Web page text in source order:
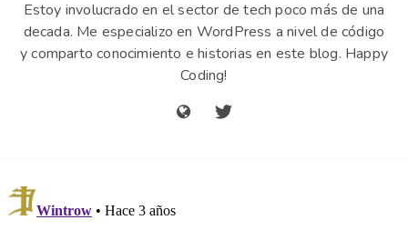
Estoy involucrado en el sector de tech poco más de una
decada. Me especializo en WordPress a nivel de código
y comparto conocimiento e historias en este blog. Happy
Coding!